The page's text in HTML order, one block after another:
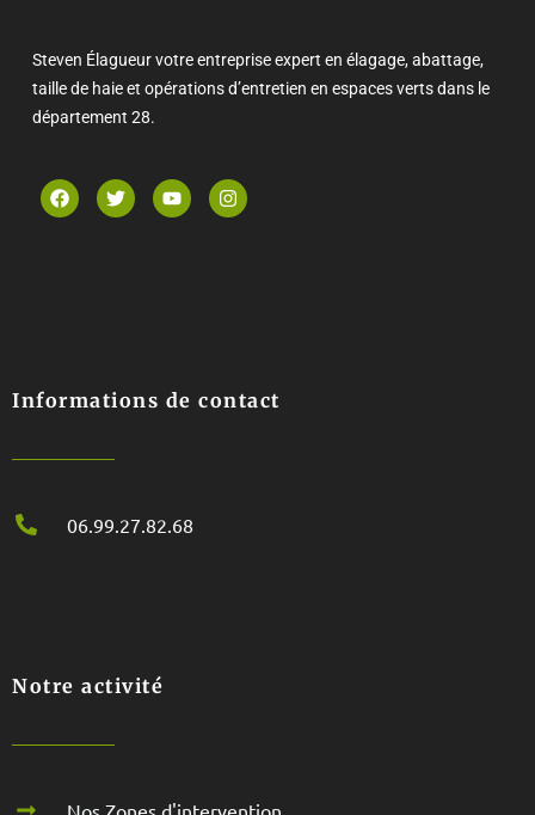
Steven Élagueur votre entreprise expert en élagage, abattage,
taille de haie et opérations d’entretien en espaces verts dans le
département 28.
Informations de contact
06.99.27.82.68
Notre activité
Nos Zones d'intervention